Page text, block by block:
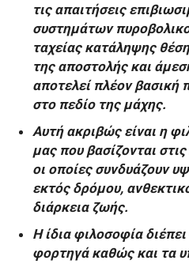
τις απαιτήσεις
συστημάτων
ταχείας κατάληψης
της αποστολής και
αποτελεί πλέον βασική
στο πεδίο της μάχης.
Αυτή ακριβώς είναι η
μας που βασίζονται
οι οποίες συνδυάζουν
εκτός δρόμου,
διάρκεια ζωής.
Η ίδια φιλοσοφία
φορτηγά καθώς και τα